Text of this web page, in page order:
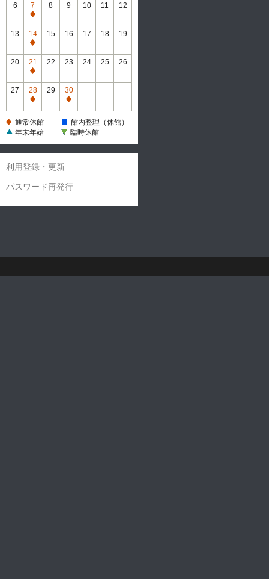
6
7
通
常
休
館
8 9 10 11 12
13
14
通
常
休
館
15 16 17 18 19
20
21
通
常
休
館
22 23 24 25 26
27
28
通
休
29
30
通
休
通常休館
館内整理（休館）
年末年始
臨時休館
利用登録・更新
パスワード再発行